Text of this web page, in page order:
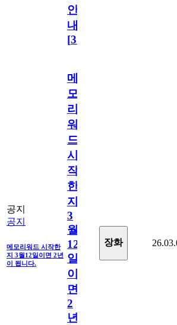
안
내
[31
공지
공지
메모리워드 시작한
지 3월12일이면 2년
이 됩니다.
메
모
리
워
드
시
작
한
지
3
월
12
일
이
면
2
년
장화